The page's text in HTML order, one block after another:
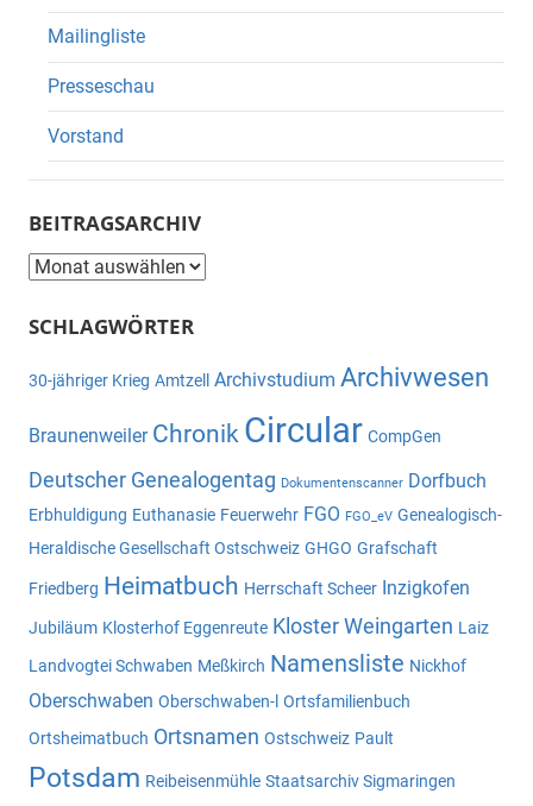
Mailingliste
Presseschau
Vorstand
BEITRAGSARCHIV
Beitragsarchiv
SCHLAGWÖRTER
30-jähriger Krieg Amtzell Archivstudium Archivwesen
Braunenweiler Chronik Circular CompGen
Deutscher Genealogentag Dokumentenscanner Dorfbuch
Erbhuldigung Euthanasie Feuerwehr FGO FGO_eV Genealogisch-
Heraldische Gesellschaft Ostschweiz GHGO Grafschaft
Friedberg Heimatbuch Herrschaft Scheer Inzigkofen
Jubiläum Klosterhof Eggenreute Kloster Weingarten Laiz
Landvogtei Schwaben Meßkirch Namensliste Nickhof
Oberschwaben Oberschwaben-l Ortsfamilienbuch
Ortsheimatbuch Ortsnamen Ostschweiz Pault
Potsdam Reibeisenmühle Staatsarchiv Sigmaringen